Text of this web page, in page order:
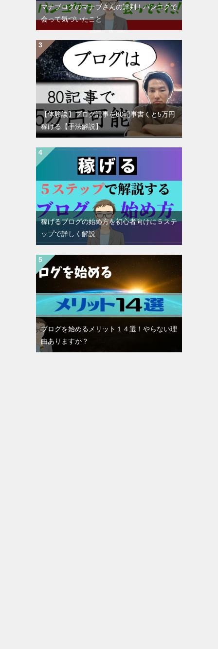
マナブログのマナブさんの評判！バンコクで
会って気づいたこと
【体験談】ブログ記事を80記事書くと5万円
稼げる【手法解説】
稼げるブログの始め方を初心者向けに５ステ
ップで詳しく解説
ブログを始めるメリット１４選！やらない理
由ありますか？